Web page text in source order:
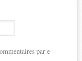
par e-